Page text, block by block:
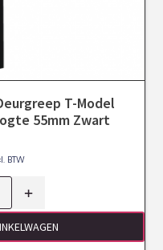
T-Model
55mm Zwart
BTW
+